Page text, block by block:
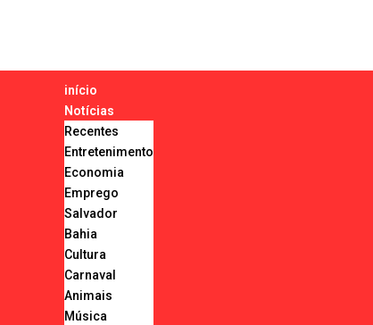
início
Notícias
Recentes
Entretenimento
Economia
Emprego
Salvador
Bahia
Cultura
Carnaval
Animais
Música